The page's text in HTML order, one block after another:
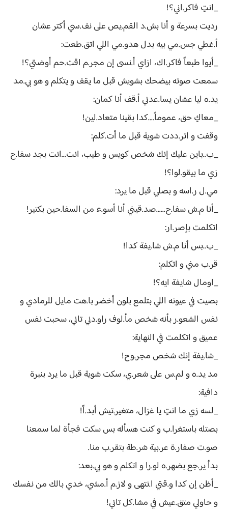
_انتِ فاكر.اني؟!
رديت بسرعة و أنا بش.د القم.يص على نف.سي أكتر عشان
أ.غطي جس.مي بيه بدل هدو.مي اللي اتق.طعت:
_أيوا طبعاً فاكر.اك، ازاي أ.نسى إن مجر.م اقت.حم أوضتي؟!
سمعت صوته بيضحك بشويش قبل ما يقف و يتكلم و هو بي.مد
يد.ه ليا عشان يسا.عدني أ.قف أنا كمان:
_معاكِ حق، عموماً....كدا بقينا متعاد.لين!
وقفت و اتر.ددت شوية قبل ما أت.كلم:
_ب..باين عليك إنك شخص كويس و طيب، انت...انت بجد سفا.ح
زي ما بيقو.لوا؟!
مي.ل ر.اسه و بصلي قبل ما يرد:
_أنا م.ش سفا.ح......صد.قيني أنا أسو.ء من السفا.حين بكتير!
اتكلمت بإصر.ار:
_ب..بس أنا م.ش شا.يفة كدا!
قر.ب مني و اتكلم:
_اومال شايفة ايه؟!
بصيت في عيونه اللي بتلمع بلون أخضر با.هت مايل للرمادي و
نفس الشعو.ر بأنه شخص مأ.لوف راو.دني تاني، سحبت نفس
عميق و اتكلمت في النهاية:
_شا.يفة إنك شخص مجر.وح!
مد يد.ه و لم.س على شعر.ي، سكت شوية قبل ما يرد بنبرة
دافية:
_لسه زي ما انتِ يا غزال، متغير.تيش أبد.اً!
بصتله باستغرا.ب و كنت هسأله بس سكت فجأة لما سمعنا
صو.ت صفار.ة عر.بية شر.طة بتقر.ب منا.
بدأ ير.جع بضهر.ه لو.را و اتكلم و هو بي.بعد:
_أظن إن كدا و.قتي ا.نتهى و لاز.م أ.مشي، خدي بالك من نفسك
و حاولي متق.عيش في مشا.كل تاني!